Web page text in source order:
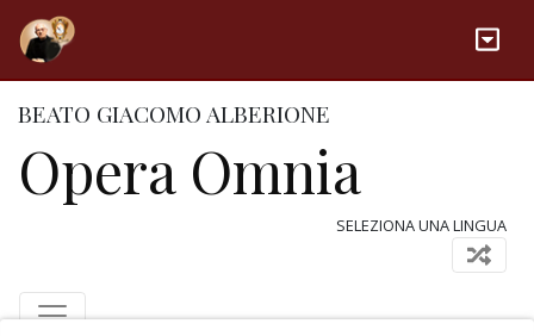
BEATO GIACOMO ALBERIONE
Opera Omnia
SELEZIONA UNA LINGUA